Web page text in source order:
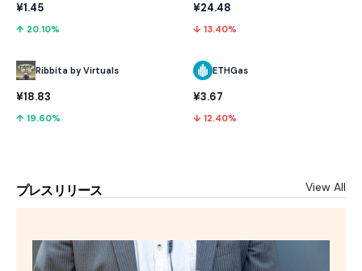
¥1.45
↑ 20.10%
Ribbita by Virtuals
¥18.83
↑ 19.60%
¥24.48
↓ 13.40%
ETHGas
¥3.67
↓ 12.40%
プレスリリース View All